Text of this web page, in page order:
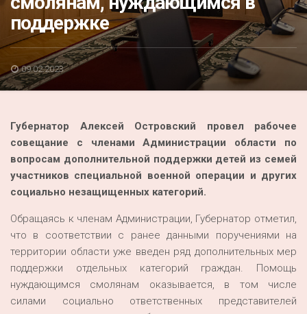
Конкурс
Люди родного края
Национальные проекты
Память
Перепись — 2020
поддержке
09.02.2023
Губернатор Алексей Островский провел рабочее
совещание с членами Администрации области по
вопросам дополнительной поддержки детей из семей
участников специальной военной операции и других
социально незащищенных категорий.
Обращаясь к членам Администрации, Губернатор отметил,
что в соответствии с ранее данными поручениями на
территории области уже введен ряд дополнительных мер
поддержки отдельных категорий граждан. Помощь
нуждающимся смолянам оказывается, в том числе
силами социально ответственных представителей